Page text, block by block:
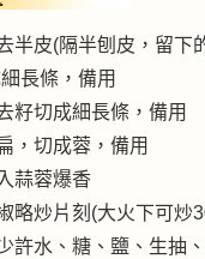
半皮(隔半刨皮，留下
長條，備用
籽切成細長條，備用
，切成蓉，備用
蒜蓉爆香
略炒片刻(大火下可炒
許水、糖、鹽、生抽